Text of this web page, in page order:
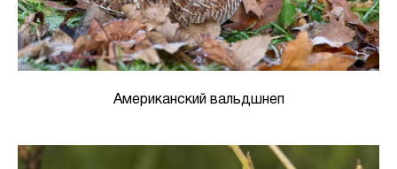
Американский вальдшнеп